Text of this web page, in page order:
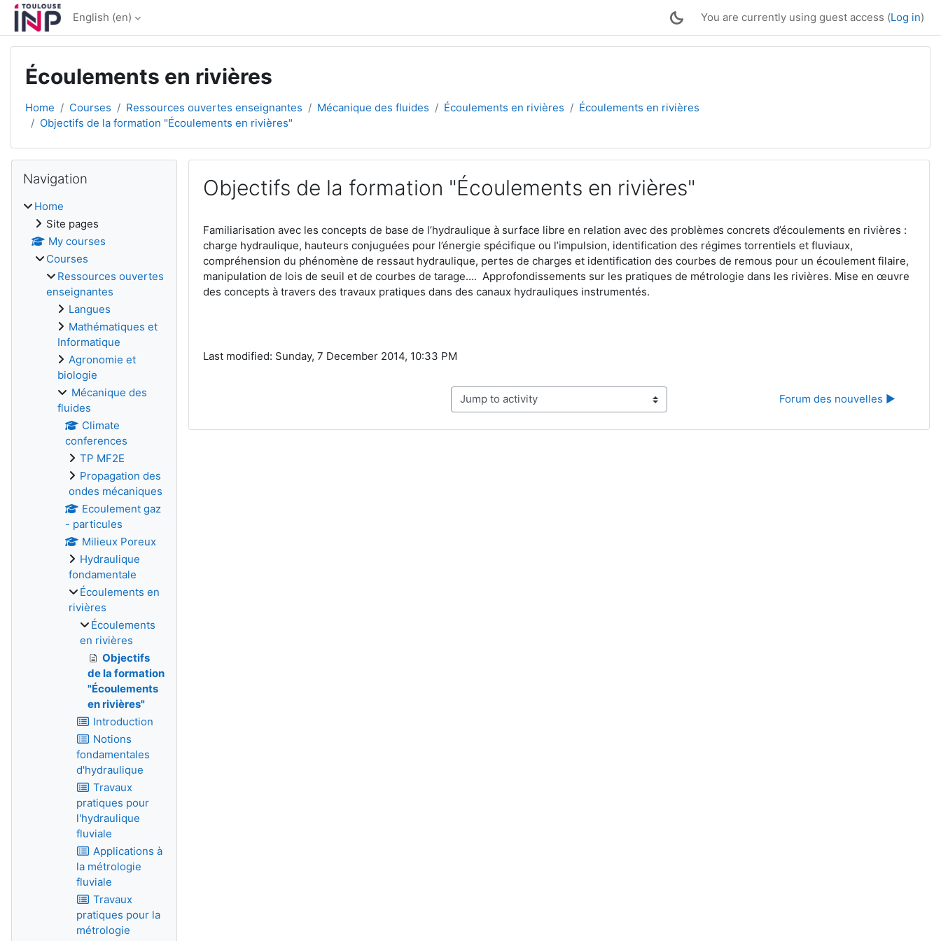
Skip to main content
English ‎(en)‎ You are currently using guest access (Log in)
Écoulements en rivières
Home Courses Ressources ouvertes enseignantes Mécanique des fluides Écoulements en rivières
Écoulements en rivières
Objectifs de la formation "Écoulements en rivières"
Objectifs de la formation "Écoulements en rivières"
Familiarisation avec les concepts de base de l’hydraulique à surface libre en relation avec des problèmes concrets d’écoulements en rivières :
charge hydraulique, hauteurs conjuguées pour l’énergie spécifique ou l’impulsion, identification des régimes torrentiels et fluviaux,
compréhension du phénomène de ressaut hydraulique, pertes de charges et identification des courbes de remous pour un écoulement filaire,
manipulation de lois de seuil et de courbes de tarage.... Approfondissements sur les pratiques de métrologie dans les rivières. Mise en œuvre
des concepts à travers des travaux pratiques dans des canaux hydrauliques instrumentés.
Last modified: Sunday, 7 December 2014, 10:33 PM
Jump to activity Forum des nouvelles ▶︎
Blocks
Navigation
Home
Site pages
My courses
Courses
Ressources ouvertes
enseignantes
Langues
Mathématiques et
Informatique
Agronomie et
biologie
Mécanique des
fluides
Climate
conferences
TP MF2E
Propagation des
ondes mécaniques
Ecoulement gaz
- particules
Milieux Poreux
Hydraulique
fondamentale
Écoulements en
rivières
Écoulements
en rivières
Objectifs
de la formation
"Écoulements
en rivières"
Introduction
Notions
fondamentales
d'hydraulique
Travaux
pratiques pour
l'hydraulique
fluviale
Applications à
la métrologie
fluviale
Travaux
pratiques pour la
métrologie